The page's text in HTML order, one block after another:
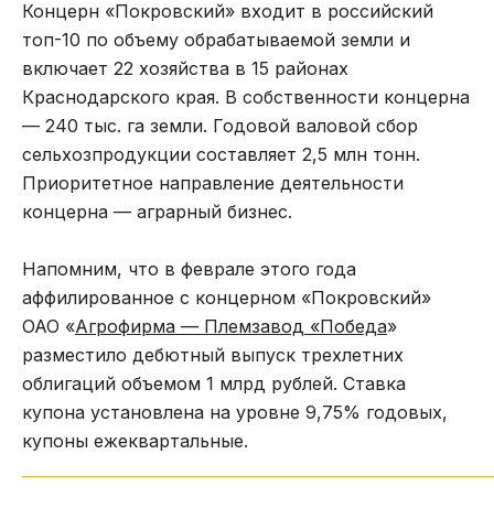
Концерн «Покровский» входит в российский
топ-10 по объему обрабатываемой земли и
включает 22 хозяйства в 15 районах
Краснодарского края. В собственности концерна
— 240 тыс. га земли. Годовой валовой сбор
сельхозпродукции составляет 2,5 млн тонн.
Приоритетное направление деятельности
концерна — аграрный бизнес.
Напомним, что в феврале этого года
аффилированное с концерном «Покровский»
ОАО «Агрофирма — Племзавод «Победа»
разместило дебютный выпуск трехлетних
облигаций объемом 1 млрд рублей. Ставка
купона установлена на уровне 9,75% годовых,
купоны ежеквартальные.